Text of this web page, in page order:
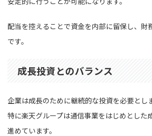
配当を控えることで資金を内部に留保し、財
です。
成長投資とのバランス
企業は成長のために継続的な投資を必要とし
特に楽天グループは通信事業をはじめとした
進めています。